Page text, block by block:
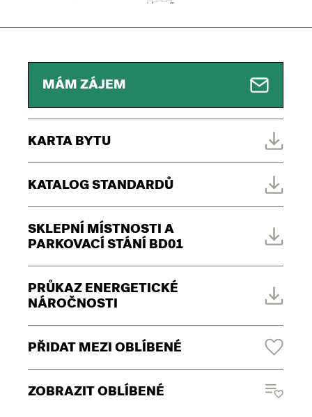
MÁM ZÁJEM
KARTA BYTU
KATALOG STANDARDŮ
SKLEPNÍ MÍSTNOSTI A
PARKOVACÍ STÁNÍ BD01
PRŮKAZ ENERGETICKÉ
NÁROČNOSTI
PŘIDAT MEZI OBLÍBENÉ
ZOBRAZIT OBLÍBENÉ